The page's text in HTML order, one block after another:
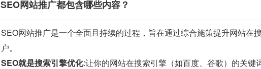
SEO网站推广都包含哪些内容？
SEO网站推广是一个全面且持续的过程，旨在通过综合施策提升网站
户。
SEO就是搜索引擎优化:让你的网站在搜索引擎（如百度、谷歌）的关